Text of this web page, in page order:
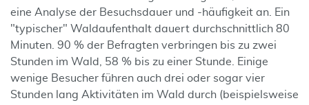
eine Analyse der Besuchsdauer und -häufigkeit an. Ein
"typischer" Waldaufenthalt dauert durchschnittlich 80
Minuten. 90 % der Befragten verbringen bis zu zwei
Stunden im Wald, 58 % bis zu einer Stunde. Einige
wenige Besucher führen auch drei oder sogar vier
Stunden lang Aktivitäten im Wald durch (beispielsweise